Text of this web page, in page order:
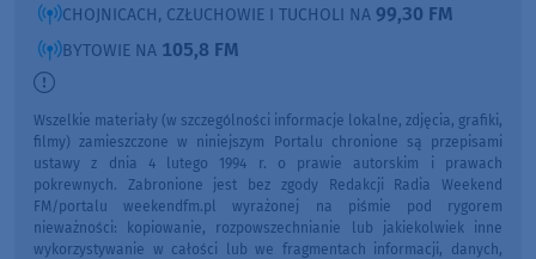
CHOJNICACH, CZŁUCHOWIE I TUCHOLI NA 99,30 FM
BYTOWIE NA 105,8 FM
Wszelkie materiały (w szczególności informacje lokalne, zdjęcia, grafiki,
filmy) zamieszczone w niniejszym Portalu chronione są przepisami
ustawy z dnia 4 lutego 1994 r. o prawie autorskim i prawach
pokrewnych. Zabronione jest bez zgody Redakcji Radia Weekend
FM/portalu weekendfm.pl wyrażonej na piśmie pod rygorem
nieważności: kopiowanie, rozpowszechnianie lub jakiekolwiek inne
wykorzystywanie w całości lub we fragmentach informacji, danych,